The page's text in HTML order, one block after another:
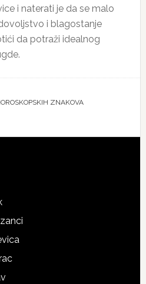
i naterati je da se malo
i blagostanje
da potraži idealnog
ZNAKOVA